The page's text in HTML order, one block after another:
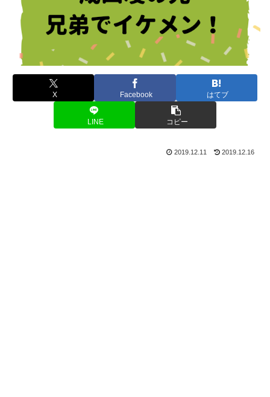
X Facebook はてブ
LINE コピー
2019.12.11 2019.12.16